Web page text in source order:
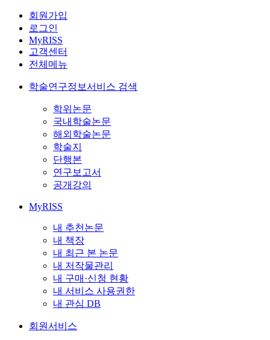
회원가입
로그인
MyRISS
고객센터
전체메뉴
학술연구정보서비스 검색
학위논문
국내학술논문
해외학술논문
학술지
단행본
연구보고서
공개강의
MyRISS
내 추천논문
내 책장
내 최근 본 논문
내 저작물관리
내 구매·신청 현황
내 서비스 사용권한
내 관심 DB
회원서비스